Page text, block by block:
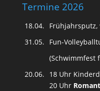
Termine 2026
18.04.
Frühjahrsputz,
31.05.
Fun-
(Schwimmfest
20.06.
18 Uhr
20 Uhr